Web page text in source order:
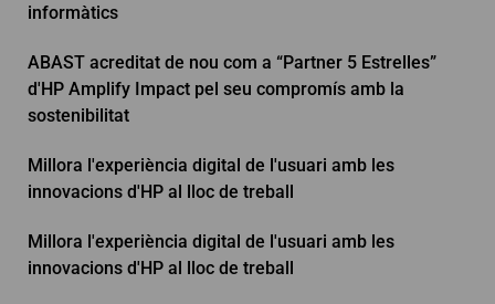
informàtics
ABAST acreditat de nou com a “Partner 5 Estrelles”
d'HP Amplify Impact pel seu compromís amb la
sostenibilitat
Millora l'experiència digital de l'usuari amb les
innovacions d'HP al lloc de treball
Millora l'experiència digital de l'usuari amb les
innovacions d'HP al lloc de treball